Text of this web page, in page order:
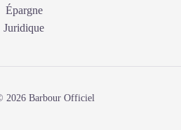
Épargne
Juridique
2026 Barbour Officiel